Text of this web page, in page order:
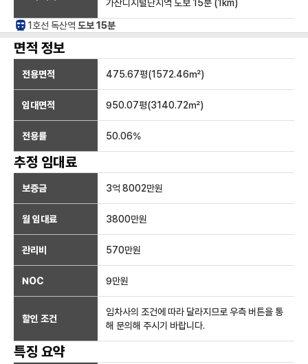
가산디지털단지역 도보 15분 (1 km)
1호선 독산역 도보 15분
면적 정보
전용면적 475.67평(1572.46㎡)
임대면적 950.07평(3140.72㎡)
전용률 50.06%
추정 임대료
보증금 3억 8002만원
월 임대료 3800만원
관리비 570만원
NOC 9만원
할인 조건
임차사의 조건에 따라 달라지므로 우측 버튼을 통
해 문의해 주시기 바랍니다.
특징 요약